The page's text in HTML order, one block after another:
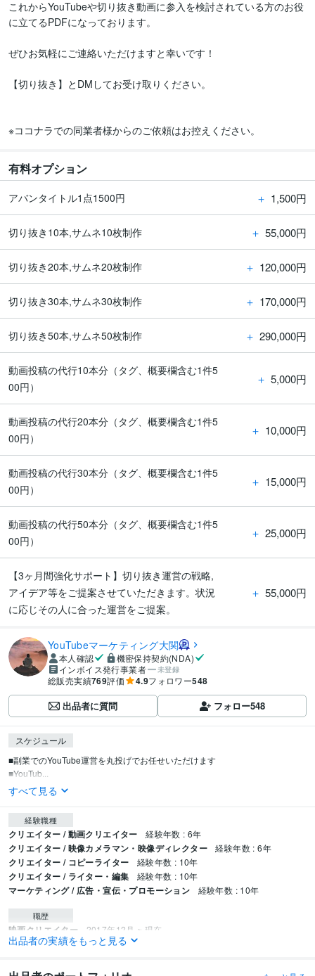
これからYouTubeや切り抜き動画に参入を検討されている方のお役
に立てるPDFになっております。
ぜひお気軽にご連絡いただけますと幸いです！
【切り抜き】とDMしてお受け取りください。
※ココナラでの同業者様からのご依頼はお控えください。
有料オプション
アバンタイトル1点1500円 ＋ 1,500円
切り抜き10本,サムネ10枚制作 ＋ 55,000円
切り抜き20本,サムネ20枚制作 ＋ 120,000円
切り抜き30本,サムネ30枚制作 ＋ 170,000円
切り抜き50本,サムネ50枚制作 ＋ 290,000円
動画投稿の代行10本分（タグ、概要欄含む1件5
00円）
＋ 5,000円
動画投稿の代行20本分（タグ、概要欄含む1件5
00円）
＋ 10,000円
動画投稿の代行30本分（タグ、概要欄含む1件5
00円）
＋ 15,000円
動画投稿の代行50本分（タグ、概要欄含む1件5
00円）
＋ 25,000円
【3ヶ月間強化サポート】切り抜き運営の戦略,
アイデア等をご提案させていただきます。状況
に応じその人に合った運営をご提案。
＋ 55,000円
YouTubeマーケティング大関
本人確認
機密保持契約(NDA)
インボイス発行事業者
未登録
総販売実績769評価 4.9フォロワー548
出品者に質問 フォロー548
スケジュール
■副業でのYouTube運営を丸投げでお任せいただけます
■YouTub...
すべて見る
経験職種
クリエイター / 動画クリエイター 経験年数 : 6年
クリエイター / 映像カメラマン・映像ディレクター 経験年数 : 6年
クリエイター / コピーライター 経験年数 : 10年
クリエイター / ライター・編集 経験年数 : 10年
マーケティング / 広告・宣伝・プロモーション 経験年数 : 10年
職歴
映画クリエイター 2017年12月 ~ 現在
ココナラ【マーケティング　WEB集客】カテゴリ1位獲得
出品者の実績をもっと見る